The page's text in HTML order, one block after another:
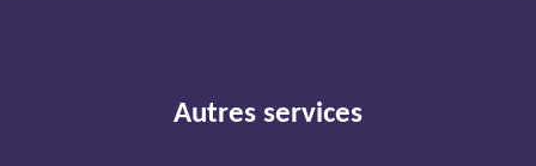
Autres services